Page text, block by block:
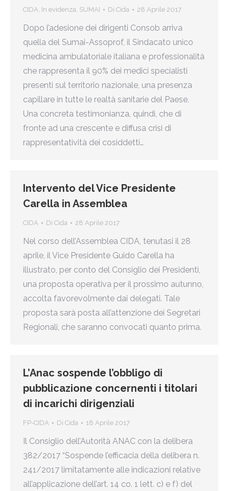
CIDA, In evidenza, SUMAI Di Cida 28 Aprile 2017
Dopo l’adesione dei dirigenti Consob arriva
quella del Sumai-Assoprof, il Sindacato unico
medicina ambulatoriale italiana e professionalità
che rappresenta il 90% dei medici specialisti
presenti sul territorio nazionale, una presenza
capillare in tutte le realtà sanitarie del Paese.
Una concreta testimonianza, quindi, che di
fronte ad una crescente e diffusa crisi di
rappresentatività dei cosiddetti…
Intervento del Vice Presidente
Carella in Assemblea
CIDA Di Cida 28 Aprile 2017
Nel corso dell’Assemblea CIDA, tenutasi il 28
aprile, il Vice Presidente Guido Carella ha
illustrato, per conto del Consiglio dei Presidenti,
una proposta operativa per il prossimo autunno,
accolta favorevolmente dai delegati. Tale
proposta sarà posta all’attenzione dei Segretari
Regionali, che saranno convocati quanto prima.
L’Anac sospende l’obbligo di
pubblicazione concernenti i titolari
di incarichi dirigenziali
FP-CIDA Di Cida 18 Aprile 2017
Il Consiglio dell’Autorità ANAC con la delibera
382/2017 “Sospende l’efficacia della delibera n.
241/2017 limitatamente alle indicazioni relative
all’applicazione dell’art. 14 co. 1 lett. c) e f) del